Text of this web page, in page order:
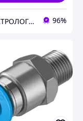
ЕЛЕКТРОЛОГІСТИК 96%